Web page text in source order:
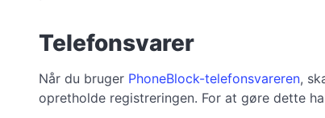
Telefonsvarer
Når du bruger PhoneBlock-telefonsvareren,
opretholde registreringen. For at gøre dette